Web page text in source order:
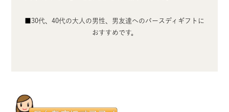
■30代、40代の大人の男性、男友達へのバースディギフトに
おすすめです。